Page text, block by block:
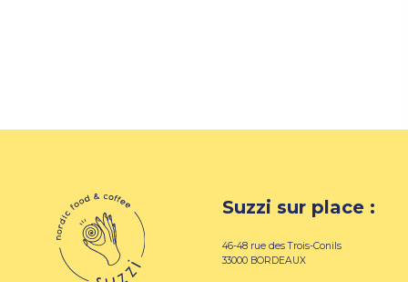
Suzzi sur place :
46-48 rue des Trois-Conils
33000 BORDEAUX